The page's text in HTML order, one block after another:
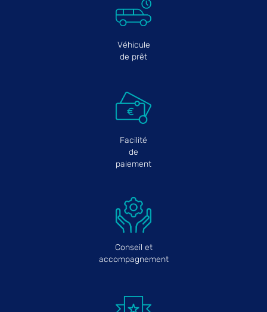
Véhicule
de prêt
Facilité
de
paiement
Conseil et
accompagnement